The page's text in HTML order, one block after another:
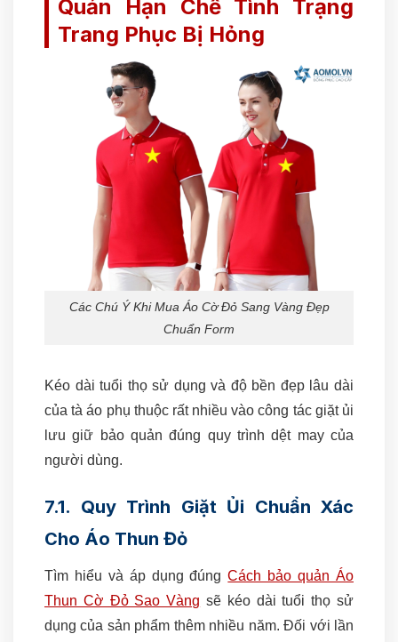
Quản Hạn Chế Tình Trạng
Trang Phục Bị Hỏng
Các Chú Ý Khi Mua Áo Cờ Đỏ Sang Vàng Đẹp
Chuẩn Form
Kéo dài tuổi thọ sử dụng và độ bền đẹp lâu dài
của tà áo phụ thuộc rất nhiều vào công tác giặt ủi
lưu giữ bảo quản đúng quy trình dệt may của
người dùng.
7.1. Quy Trình Giặt Ủi Chuẩn Xác
Cho Áo Thun Đỏ
Tìm hiểu và áp dụng đúngCách bảo quản Áo
Thun Cờ Đỏ Sao Vàng sẽ kéo dài tuổi thọ sử
dụng của sản phẩm thêm nhiều năm. Đối với lần